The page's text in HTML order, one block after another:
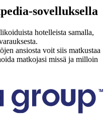
sovelluksella
hotelleista samalla,
ansiosta voit siis matkustaa
matkojasi missä ja milloin